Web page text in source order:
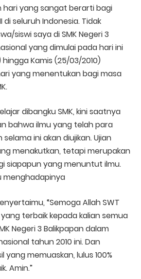
hari yang sangat berarti bagi
di seluruh Indonesia. Tidak
siswi saya di SMK Negeri 3
yang dimulai pada hari ini
hingga Kamis (25/03/2010)
yang menentukan bagi masa
dibangku SMK, kini saatnya
bahwa ilmu yang telah para
ini akan diujikan. Ujian
menakutkan, tetapi merupakan
siapapun yang menuntut ilmu.
menghadapinya
“Semoga Allah SWT
terbaik kepada kalian semua
Negeri 3 Balikpapan dalam
tahun 2010 ini. Dan
memuaskan, lulus 100%
Amin.”